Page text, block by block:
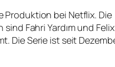
Produktion bei Netflix. Die
Fahri Yardım und Felix
Die Serie ist seit